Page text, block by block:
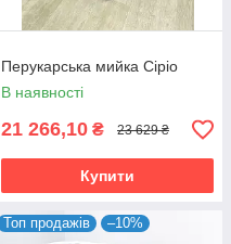
Перукарська мийка Сіріо
В наявності
21 266,10 ₴ 23 629 ₴
Купити
Топ продажів –10%